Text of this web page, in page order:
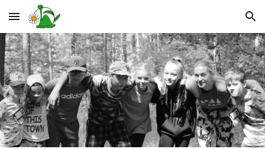
Skip to main content Skip to navigation